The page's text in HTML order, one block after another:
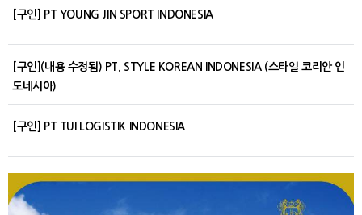
[구인] PT YOUNG JIN SPORT INDONESIA
[구인](내용 수정됨) PT. STYLE KOREAN INDONESIA (스타일 코리안 인
도네시아)
[구인] PT TUI LOGISTIK INDONESIA